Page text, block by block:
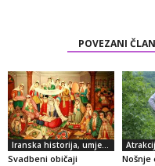
POVEZANI
Iranska historija, umjetnost i kultura
Svadbeni običaji Nošnje